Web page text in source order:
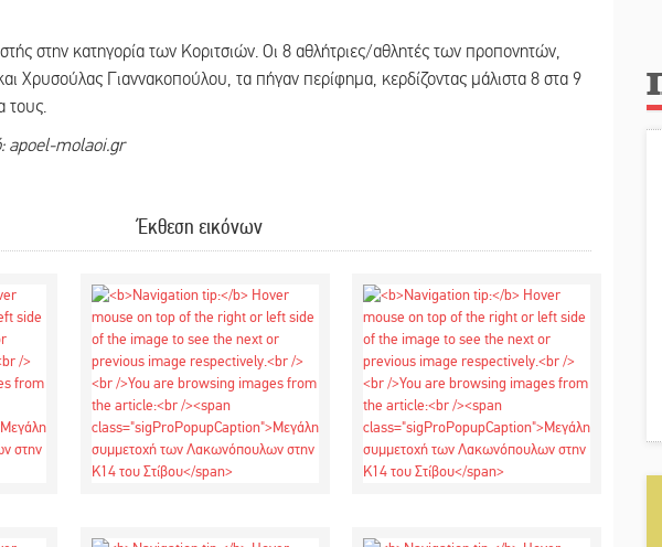
στην κατηγορία των Κοριτσιών. Οι 8 αθλήτριες/αθλητές των προπονητών,
Χρυσούλας Γιαννακοπούλου, τα πήγαν περίφημα, κερδίζοντας μάλιστα 8 στα 9
τους.
apoel-molaoi.gr
Έκθεση εικόνων